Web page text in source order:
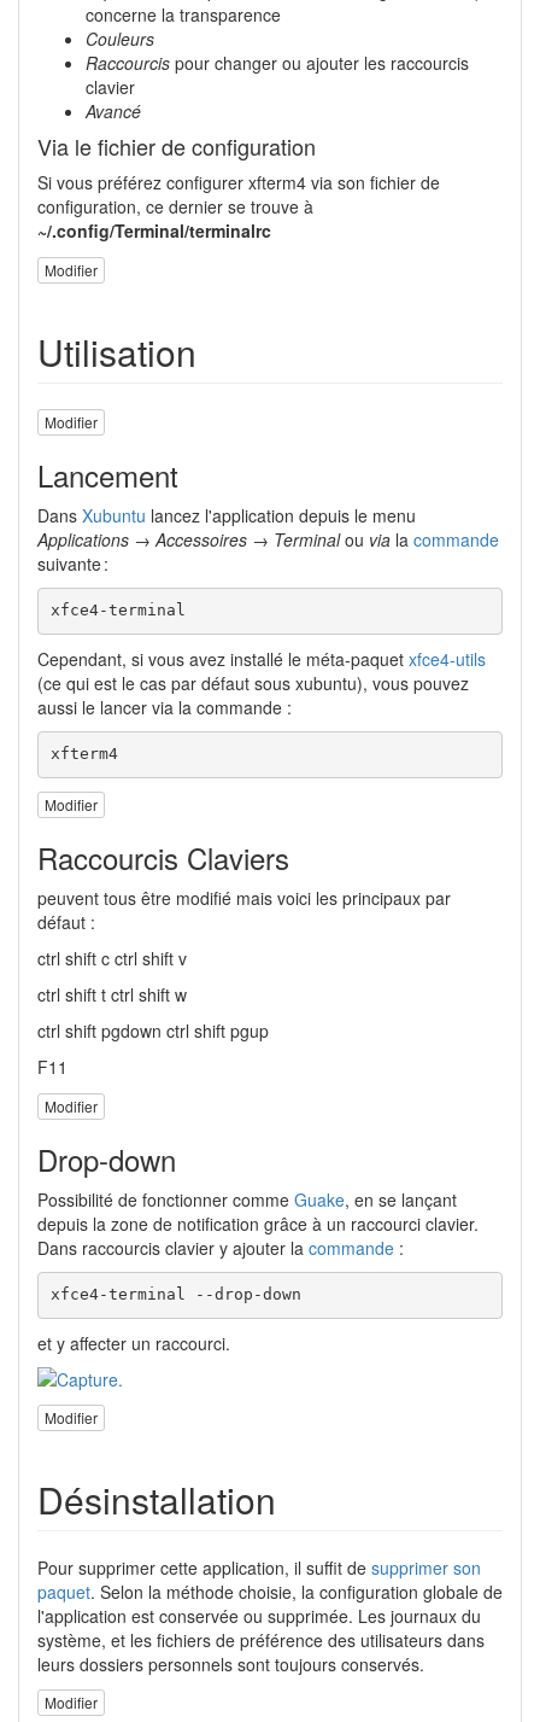
concerne la transparence
Couleurs
Raccourcis pour changer ou ajouter les raccourcis
clavier
Avancé
Via le fichier de configuration
Si vous préférez configurer xfterm4 via son fichier de
configuration, ce dernier se trouve à
~/.config/Terminal/terminalrc
Modifier
Utilisation
Modifier
Lancement
Dans Xubuntu lancez l'application depuis le menu
Applications → Accessoires → Terminalou via la commande
suivante :
xfce4-terminal
Cependant, si vous avez installé le méta-paquet xfce4-utils
(ce qui est le cas par défaut sous xubuntu), vous pouvez
aussi le lancer via la commande :
xfterm4
Modifier
Raccourcis Claviers
peuvent tous être modifié mais voici les principaux par
défaut :
ctrl shift c ctrl shift v
ctrl shift t ctrl shift w
ctrl shift pgdown ctrl shift pgup
F11
Modifier
Drop-down
Possibilité de fonctionner comme Guake, en se lançant
depuis la zone de notification grâce à un raccourci clavier.
Dans raccourcis clavier y ajouter la commande :
xfce4-terminal --drop-down
et y affecter un raccourci.
Modifier
Désinstallation
Pour supprimer cette application, il suffit de supprimer son
paquet. Selon la méthode choisie, la configuration globale de
l'application est conservée ou supprimée. Les journaux du
système, et les fichiers de préférence des utilisateurs dans
leurs dossiers personnels sont toujours conservés.
Modifier